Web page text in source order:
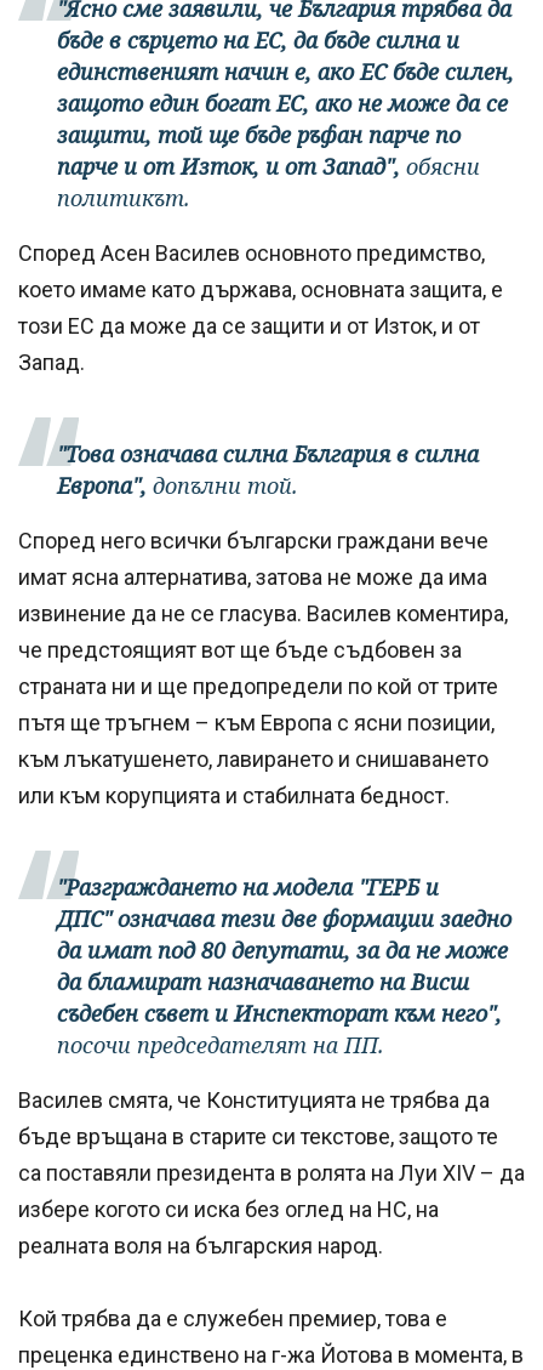
"Ясно сме заявили, че България трябва да
бъде в сърцето на ЕС, да бъде силна и
единственият начин е, ако ЕС бъде силен,
защото един богат ЕС, ако не може да се
защити, той ще бъде ръфан парче по
парче и от Изток, и от Запад", обясни
политикът.
Според Асен Василев основното предимство,
което имаме като държава, основната защита, е
този ЕС да може да се защити и от Изток, и от
Запад.
"Това означава силна България в силна
Европа", допълни той.
Според него всички български граждани вече
имат ясна алтернатива, затова не може да има
извинение да не се гласува. Василев коментира,
че предстоящият вот ще бъде съдбовен за
страната ни и ще предопредели по кой от трите
пътя ще тръгнем – към Европа с ясни позиции,
към лъкатушенето, лавирането и снишаването
или към корупцията и стабилната бедност.
"Разграждането на модела "ГЕРБ и
ДПС" означава тези две формации заедно
да имат под 80 депутати, за да не може
да бламират назначаването на Висш
съдебен съвет и Инспекторат към него",
посочи председателят на ПП.
Василев смята, че Конституцията не трябва да
бъде връщана в старите си текстове, защото те
са поставяли президента в ролята на Луи ХIV – да
избере когото си иска без оглед на НС, на
реалната воля на българския народ.
Кой трябва да е служебен премиер, това е
преценка единствено на г-жа Йотова в момента, в